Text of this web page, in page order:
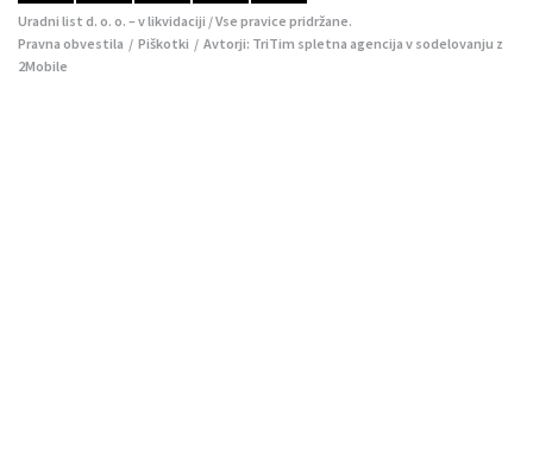
Uradni list d. o. o. – v likvidaciji / Vse pravice pridržane.
Pravna obvestila / Piškotki / Avtorji: TriTim spletna agencija v sodelovanju z
2Mobile